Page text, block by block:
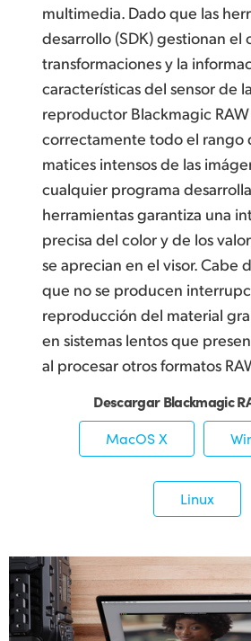
multimedia. Dado que las
desarrollo (SDK) gestionan el
transformacionesy la
características del sensor de
reproductor Blackmagic
correctamente todo el rango
matices intensos de las
cualquier programa
herramientas garantiza una
precisa del color y de los
se aprecian en el visor. Cabe
que no se producen
reproducción del material
en sistemas lentos que
al procesar otros formatos
Descargar Blackmagic
MacOS X
Linux